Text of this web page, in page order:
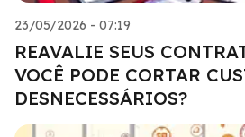
23/05/2026 - 07:19
REAVALIE SEUS
VOCÊ PODE CORTAR
DESNECESSÁRIOS?